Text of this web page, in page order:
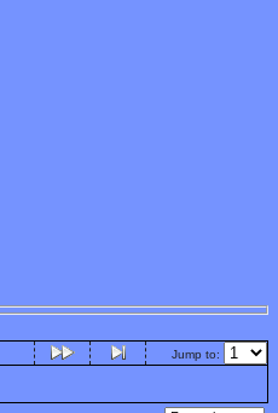
Jump to: